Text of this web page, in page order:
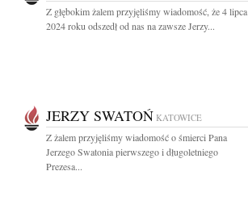
Z głębokim żalem przyjęliśmy wiadomość, że 4 lipca
2024 roku odszedł od nas na zawsze Jerzy...
JERZY SWATOŃ KATOWICE
Z żalem przyjęliśmy wiadomość o śmierci Pana
Jerzego Swatonia pierwszego i długoletniego
Prezesa...